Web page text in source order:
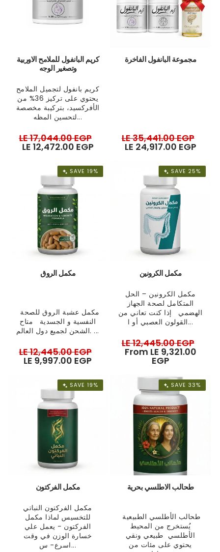
كريم البانفول للملامح الاوربية
وتصغير الوجه
كريم بانفول لتجميل الملامح
يحتوي على تركيز 36% من
الأفركسيد، بتركيبة مخصصة
لتحسين المظه...
Regular
price
LE 17,044.00 EGP
LE 12,472.00 EGP
مجموعة البانفول الفاخرة
Regular
price
LE 35,441.00 EGP
LE 24,917.00 EGP
SAVE 19%
مكمل الروق
النفسية و الجسدية متاح
الشحن لجميع دول العالم. ...
Regular
price
LE 12,445.00 EGP
LE 9,997.00 EGP
SAVE 25%
مكمل الكرونين
مكمل الكرونين – الحل
المتكامل لصحة الجهاز
الهضمي إذا كنت تعاني من
القولون العصبي أو ا...
Regular
price
LE 12,445.00 EGP
From LE 9,321.00
EGP
SAVE 19%
مكمل الفركتون
مكمل الفركتون النباتي
للتخسيس لماذا مكمل
الفركتون - يعمل علي
خسارة الوزن في وقت
اسرع- س...
SAVE 33%
طحالب الاطلسي بحرية
يُستخرج من المحيط
الأطلسي طبيعي ونقي
يحتوي على مئات من